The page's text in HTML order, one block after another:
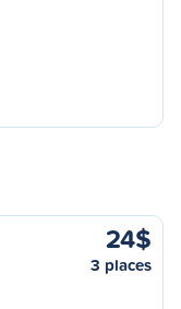
24$
3 places